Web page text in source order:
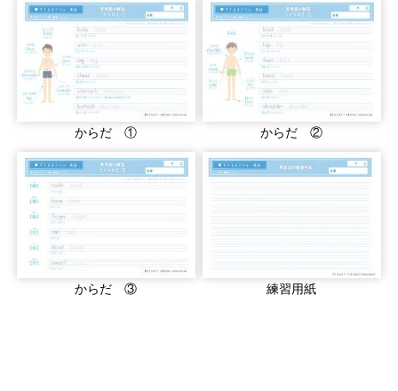
からだ ① からだ ②
からだ ③ 練習用紙